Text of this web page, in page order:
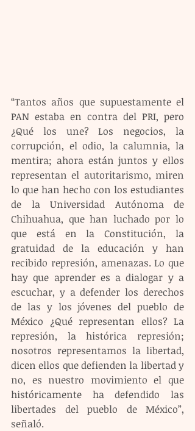
“Tantos años que supuestamente el
PAN estaba en contra del PRI, pero
¿Qué los une? Los negocios, la
corrupción, el odio, la calumnia, la
mentira; ahora están juntos y ellos
representan el autoritarismo, miren
lo que han hecho con los estudiantes
de la Universidad Autónoma de
Chihuahua, que han luchado por lo
que está en la Constitución, la
gratuidad de la educación y han
recibido represión, amenazas. Lo que
hay que aprender es a dialogar y a
escuchar, y a defender los derechos
de las y los jóvenes del pueblo de
México ¿Qué representan ellos? La
represión, la histórica represión;
nosotros representamos la libertad,
dicen ellos que defienden la libertad y
no, es nuestro movimiento el que
históricamente ha defendido las
libertades del pueblo de México”,
señaló.